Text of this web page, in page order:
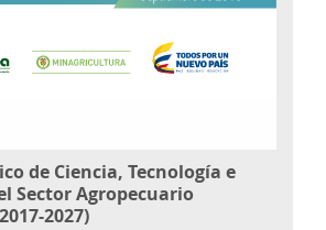
de Ciencia, Tecnología e
Sector Agropecuario
2027)